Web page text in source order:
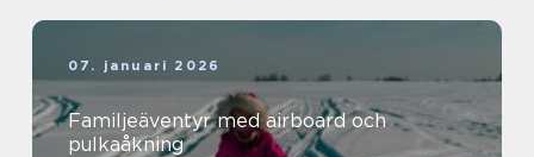
07. januari 2026
Familjeäventyr med airboard och
pulkaåkning